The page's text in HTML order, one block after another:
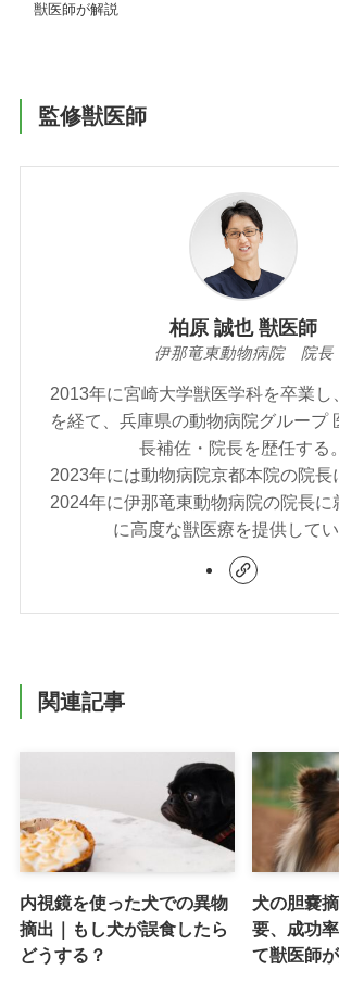
獣医師が解説
監修獣医師
柏原 誠也 獣医師
伊那竜東動物病院 院長
2013年に宮崎大学獣医学科を卒業し
を経て、兵庫県の動物病院グループ
長補佐・院長を歴任する。
2023年には動物病院京都本院の院長
2024年に伊那竜東動物病院の院長に
に高度な獣医療を提供してい
関連記事
内視鏡を使った犬での異物
摘出｜もし犬が誤食したら
どうする？
犬の胆嚢
要、成功
て獣医師